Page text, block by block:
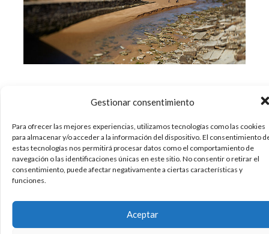
Gestionar consentimiento
Para ofrecer las mejores experiencias, utilizamos tecnologías como las cookies
para almacenar y/o acceder a la información del dispositivo. El consentimiento
estas tecnologías nos permitirá procesar datos como el comportamiento de
navegación o las identificaciones únicas en este sitio. No consentir o retirar el
consentimiento, puede afectar negativamente a ciertas características y
funciones.
Aceptar
Zarautz a Orio tenemos diferentes opciones. La
blog Sister and the City, comienza en el Barrio de
San Pelaio subiendo hacia el Gran Camping y
luego bajando hasta la playa
Deporte,Fotografia
Turismo